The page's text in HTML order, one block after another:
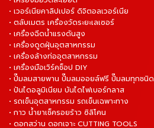
• เวอร์เนียคาลิปเปอร์ ดิจิตอลเวอร์เนีย
• ตลับเมตร เครื่องวัดระยะเลเซอร์
• เครื่องฉีดน้ำแรงดันสูง
• เครื่องดูดฝุ่นอุตสาหกรรม
• เครื่องล้างท่ออุตสาหกรรม
• เครื่องมือเวิร์คช็อป DIY
• ปั๊มลมสายพาน ปั๊มลมออยล์ฟรี ปั๊มลมทุกชนิด
• ปันไดอลูมิเนียม บันไดไฟเบอร์กลาส
• รถเข็นอุตสาหกรรม รถเข็นเฉพาะทาง
• กาว น้ำยาเช็ครอยร้าว ซิลิโคน
• ดอกสว่าน ดอกเจาะ CUTTING TOOLS